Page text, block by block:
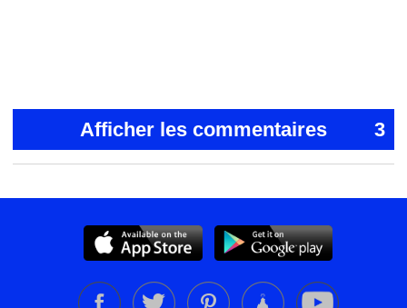
Afficher les commentaires 3